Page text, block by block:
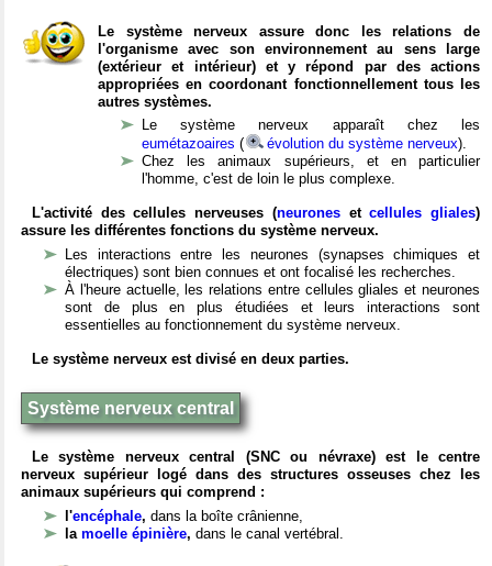
Le système nerveux assure donc les relations de
l'organisme avec son environnement au sens large
(extérieur et intérieur) et y répond par des actions
appropriées en coordonant fonctionnellement tous les
autres systèmes.
Le système nerveux apparaît chez les
eumétazoaires ( évolution du système nerveux).
Chez les animaux supérieurs, et en particulier
l'homme, c'est de loin le plus complexe.
L'activité des cellules nerveuses (neuronesetcellules gliales)
assure les différentes fonctions du système nerveux.
Les interactions entre les neurones (synapses chimiques et
électriques) sont bien connues et ont focalisé les recherches.
À l'heure actuelle, les relations entre cellules gliales et neurones
sont de plus en plus étudiées et leurs interactions sont
essentielles au fonctionnement du système nerveux.
Le système nerveux est divisé en deux parties.
Système nerveux central
Le système nerveux central (SNC ou névraxe) est le centre
nerveux supérieur logé dans des structures osseuses chez les
animaux supérieurs qui comprend :
l'encéphale, dans la boîte crânienne,
la moelle épinière, dans le canal vertébral.